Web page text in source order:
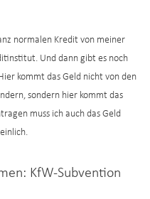
normalen Kredit von meiner
Und dann gibt es noch
kommt das Geld nicht von den
sondern hier kommt das
muss ich auch das Geld
KfW-Subvention